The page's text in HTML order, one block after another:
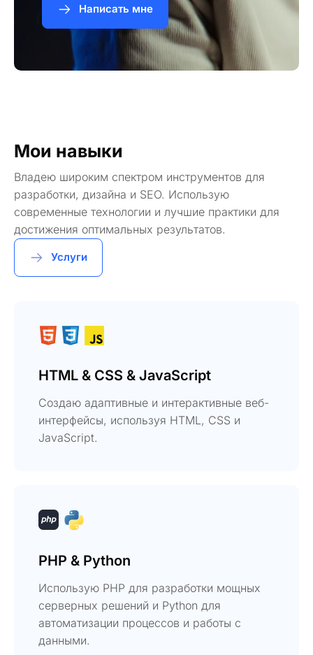
Написать мне
Мои навыки
Владею широким спектром инструментов для
разработки, дизайна и SEO. Использую
современные технологии и лучшие практики для
достижения оптимальных результатов.
Услуги
HTML & CSS & JavaScript
Создаю адаптивные и интерактивные веб-
интерфейсы, используя HTML, CSS и
JavaScript.
PHP & Python
Использую PHP для разработки мощных
серверных решений и Python для
автоматизации процессов и работы с
данными.